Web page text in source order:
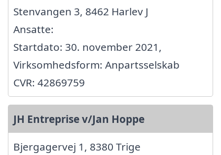
Stenvangen 3, 8462 Harlev J
Ansatte:
Startdato: 30. november 2021,
Virksomhedsform: Anpartsselskab
CVR: 42869759
JH Entreprise v/Jan Hoppe
Bjergagervej 1, 8380 Trige